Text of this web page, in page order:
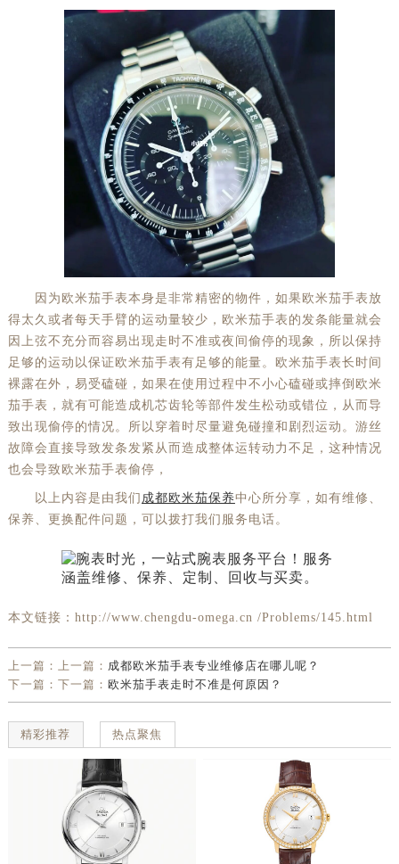
因为欧米茄手表本身是非常精密的物件，如果欧米茄手表放
得太久或者每天手臂的运动量较少，欧米茄手表的发条能量就会
因上弦不充分而容易出现走时不准或夜间偷停的现象，所以保持
足够的运动以保证欧米茄手表有足够的能量。欧米茄手表长时间
裸露在外，易受磕碰，如果在使用过程中不小心磕碰或摔倒欧米
茄手表，就有可能造成机芯齿轮等部件发生松动或错位，从而导
致出现偷停的情况。所以穿着时尽量避免碰撞和剧烈运动。游丝
故障会直接导致发条发紧从而造成整体运转动力不足，这种情况
也会导致欧米茄手表偷停，
以上内容是由我们 成都欧米茄保养中心所分享，如有维修、
保养、更换配件问题，可以拨打我们服务电话。
本文链接：http://www.chengdu-omega.cn /Problems/145.html
上一篇：上一篇： 成都欧米茄手表专业维修店在哪儿呢？
下一篇：下一篇： 欧米茄手表走时不准是何原因？
精彩推荐 热点聚焦